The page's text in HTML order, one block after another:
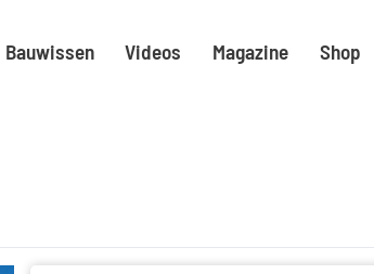
Bauwissen Videos Magazine Shop